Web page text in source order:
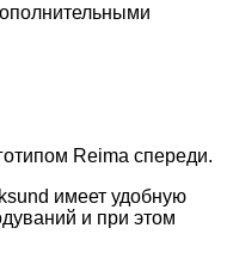
Reima спереди.
имеет удобную
и при этом